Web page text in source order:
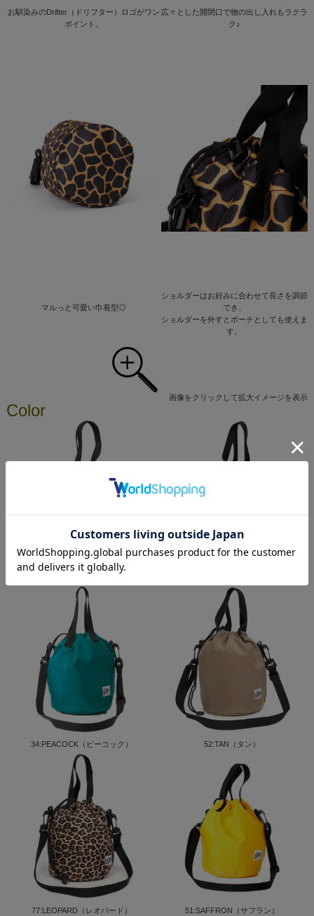
お馴染みのDrifter（ドリフター）ロゴがワン
ポイント。
広々とした開閉口で物の出し入れもラクラ
ク♪
マルっと可愛い巾着型◎
ショルダーはお好みに合わせて長さを調節
でき、
ショルダーを外すとポーチとしても使えま
す。
画像をクリックして拡大イメージを表示
Color
34:PEACOCK（ピーコック） 52:TAN（タン）
77:LEOPARD（レオパード） 51:SAFFRON（サフラン）